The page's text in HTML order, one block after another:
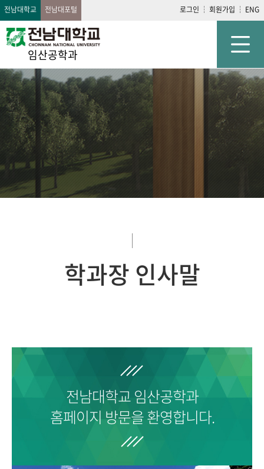
전남대학교 전남대포털 로그인 회원가입 ENG
임산공학과
학과장 인사말
전남대학교임산공학과
홈페이지 방문을 환영합니다.